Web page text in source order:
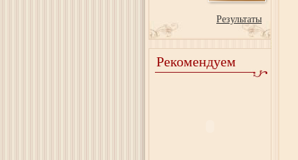
Результаты
Рекомендуем